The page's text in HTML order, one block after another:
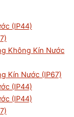
(IP44)
Không Kín Nước
Kín Nước (IP67)
(IP44)
(IP44)